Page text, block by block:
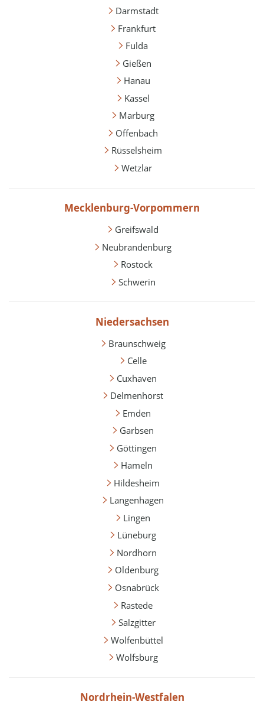
Darmstadt
Frankfurt
Fulda
Gießen
Hanau
Kassel
Marburg
Offenbach
Rüsselsheim
Wetzlar
Mecklenburg-Vorpommern
Greifswald
Neubrandenburg
Rostock
Schwerin
Niedersachsen
Braunschweig
Celle
Cuxhaven
Delmenhorst
Emden
Garbsen
Göttingen
Hameln
Hildesheim
Langenhagen
Lingen
Lüneburg
Nordhorn
Oldenburg
Osnabrück
Rastede
Salzgitter
Wolfenbüttel
Wolfsburg
Nordrhein-Westfalen